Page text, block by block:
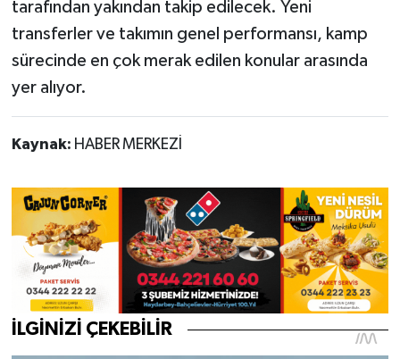
tarafından yakından takip edilecek. Yeni
transferler ve takımın genel performansı, kamp
sürecinde en çok merak edilen konular arasında
yer alıyor.
Kaynak: HABER MERKEZİ